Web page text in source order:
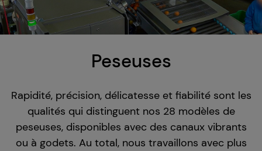
Peseuses
Rapidité, précision, délicatesse et fiabilité sont les
qualités qui distinguent nos 28 modèles de
peseuses, disponibles avec des canaux vibrants
ou à godets. Au total, nous travaillons avec plus